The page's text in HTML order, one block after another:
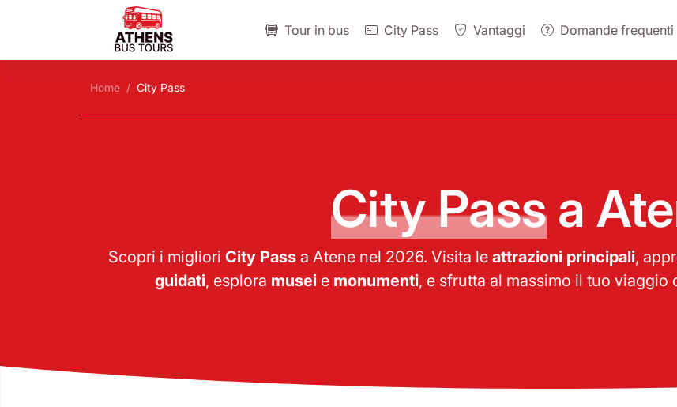
Tour in bus City Pass Vantaggi Domande frequenti
Home City Pass
City Pass a
Scopri i migliori City Passa Atene nel 2026. Visita le attrazioni principali,
guidati, esplora musei e monumenti, e sfrutta al massimo il tuo viaggio